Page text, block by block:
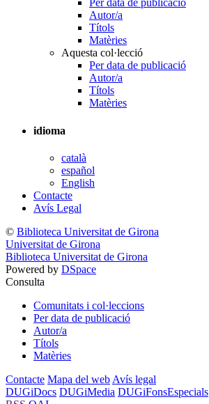
Per data de publicació
Autor/a
Títols
Matèries
Aquesta col·lecció
Per data de publicació
Autor/a
Títols
Matèries
idioma
català
español
English
Contacte
Avís Legal
© Biblioteca Universitat de Girona
Universitat de Girona
Biblioteca Universitat de Girona
Powered by DSpace
Consulta
Comunitats i col·leccions
Per data de publicació
Autor/a
Títols
Matèries
Contacte Mapa del web Avís legal
DUGiDocs DUGiMedia DUGiFonsEspecials